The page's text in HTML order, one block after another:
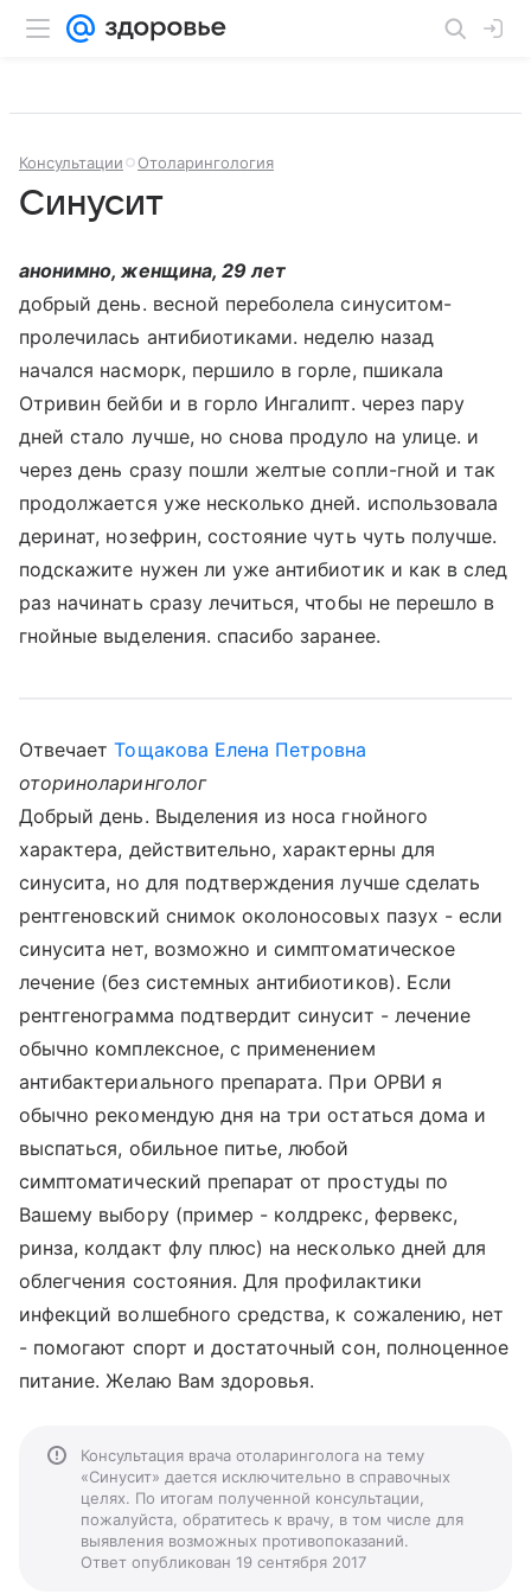
Консультации Отоларингология
Синусит
анонимно, женщина, 29 лет
добрый день. весной переболела синуситом-
пролечилась антибиотиками. неделю назад
начался насморк, першило в горле, пшикала
Отривин бейби и в горло Ингалипт. через пару
дней стало лучше, но снова продуло на улице. и
через день сразу пошли желтые сопли-гной и так
продолжается уже несколько дней. использовала
деринат, нозефрин, состояние чуть чуть получше.
подскажите нужен ли уже антибиотик и как в след
раз начинать сразу лечиться, чтобы не перешло в
гнойные выделения. спасибо заранее.
ОтвечаетТощакова Елена Петровна
оториноларинголог
Добрый день. Выделения из носа гнойного
характера, действительно, характерны для
синусита, но для подтверждения лучше сделать
рентгеновский снимок околоносовых пазух - если
синусита нет, возможно и симптоматическое
лечение (без системных антибиотиков). Если
рентгенограмма подтвердит синусит - лечение
обычно комплексное, с применением
антибактериального препарата. При ОРВИ я
обычно рекомендую дня на три остаться дома и
выспаться, обильное питье, любой
симптоматический препарат от простуды по
Вашему выбору (пример - колдрекс, фервекс,
ринза, колдакт флу плюс) на несколько дней для
облегчения состояния. Для профилактики
инфекций волшебного средства, к сожалению, нет
- помогают спорт и достаточный сон, полноценное
питание. Желаю Вам здоровья.
Консультация врача отоларинголога на тему
«Синусит» дается исключительно в справочных
целях. По итогам полученной консультации,
пожалуйста, обратитесь к врачу, в том числе для
выявления возможных противопоказаний.
Ответ опубликован 19 сентября 2017